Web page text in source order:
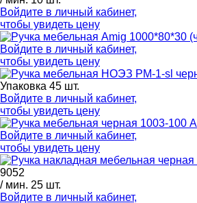
Войдите в личный кабинет,
чтобы увидеть цену
Войдите в личный кабинет,
чтобы увидеть цену
Упаковка 45 шт.
Войдите в личный кабинет,
чтобы увидеть цену
Войдите в личный кабинет,
чтобы увидеть цену
9052
/ мин. 25 шт.
Войдите в личный кабинет,